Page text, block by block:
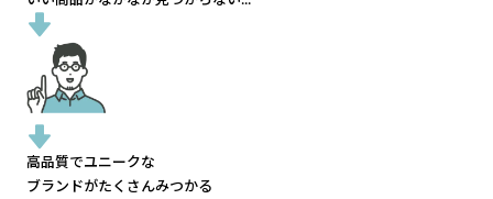
高品質でユニークな
ブランドがたくさんみつかる